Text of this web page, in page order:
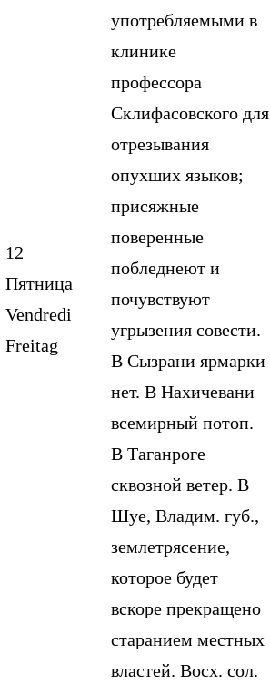
12
Пятница
Vendredi
Freitag
употребляемыми в
клинике
профессора
Склифасовского для
отрезывания
опухших языков;
присяжные
поверенные
побледнеют и
почувствуют
угрызения совести.
В Сызрани ярмарки
нет. В Нахичевани
всемирный потоп.
В Таганроге
сквозной ветер. В
Шуе, Владим. губ.,
землетрясение,
которое будет
вскоре прекращено
старанием местных
властей. Восх. сол.